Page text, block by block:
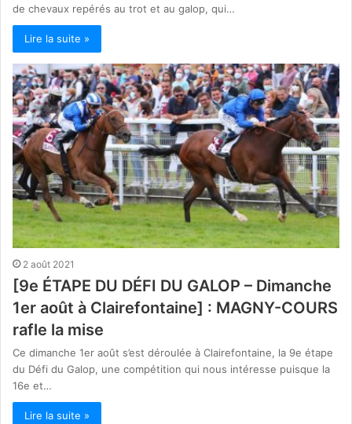
de chevaux repérés au trot et au galop, qui…
Lire la suite »
2 août 2021
[9e ÉTAPE DU DÉFI DU GALOP – Dimanche
1er août à Clairefontaine] : MAGNY-COURS
rafle la mise
Ce dimanche 1er août s’est déroulée à Clairefontaine, la 9e étape
du Défi du Galop, une compétition qui nous intéresse puisque la
16e et…
Lire la suite »